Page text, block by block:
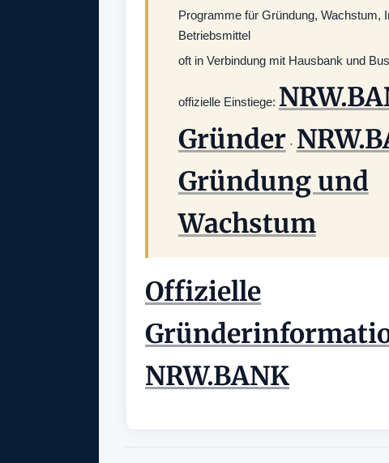
Programme für Gründung, Wachstum,
Betriebsmittel
oft in Verbindung mit Hausbank und
offizielle Einstiege:
Gründer ·
Gründung und
Wachstum
Offizielle
NRW.BANK